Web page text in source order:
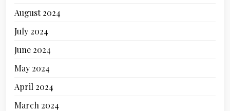
August 2024
July 2024
June 2024
May 2024
April 2024
March 2024